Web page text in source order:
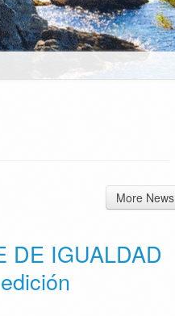
More News
DE IGUALDAD